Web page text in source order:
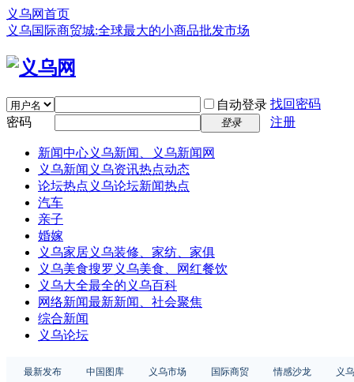
义乌网首页
义乌国际商贸城:全球最大的小商品批发市场
自动登录 找回密码
密码
登录 注册
新闻中心义乌新闻、义乌新闻网
义乌新闻 义乌资讯热点动态
论坛热点 义乌论坛新闻热点
汽车
亲子
婚嫁
义乌家居义乌装修、家纺、家俱
义乌美食搜罗义乌美食、网红餐饮
义乌大全最全的义乌百科
网络新闻最新新闻、社会聚焦
综合新闻
义乌论坛
最新发布 中国图库 义乌市场 国际商贸 情感沙龙
义